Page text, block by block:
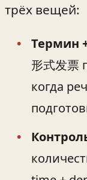
трёх вещей:
Термин
形式发票
когда